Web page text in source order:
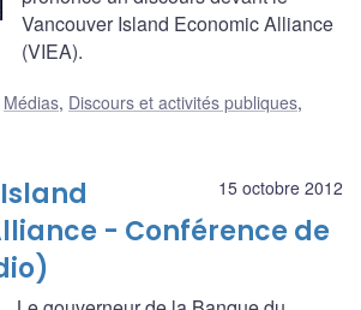
Vancouver Island Economic Alliance
(VIEA).
Médias, Discours et activités publiques,
15 octobre 2012
- Conférence de